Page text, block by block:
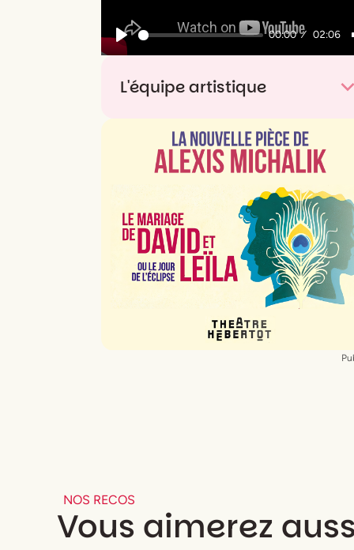
Play
00:00 02:06
L'équipe artistique
InterprètesClémence CoullonetAgathe
Mazouin
Martin Deldon
Scénographie
Saskia Louwaard
NOS RECOS
Vous aimerez